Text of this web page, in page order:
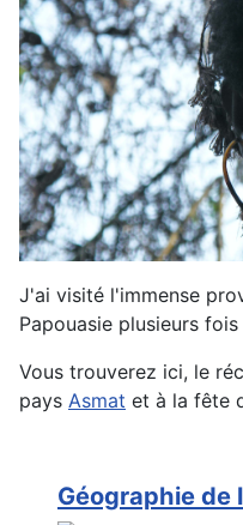
J'ai visité l'immense
Papouasie plusieurs fois
Vous trouverez ici, le
pays Asmat et à la fête
Géographie de